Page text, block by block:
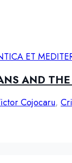
ET
AND
Cojocaru,